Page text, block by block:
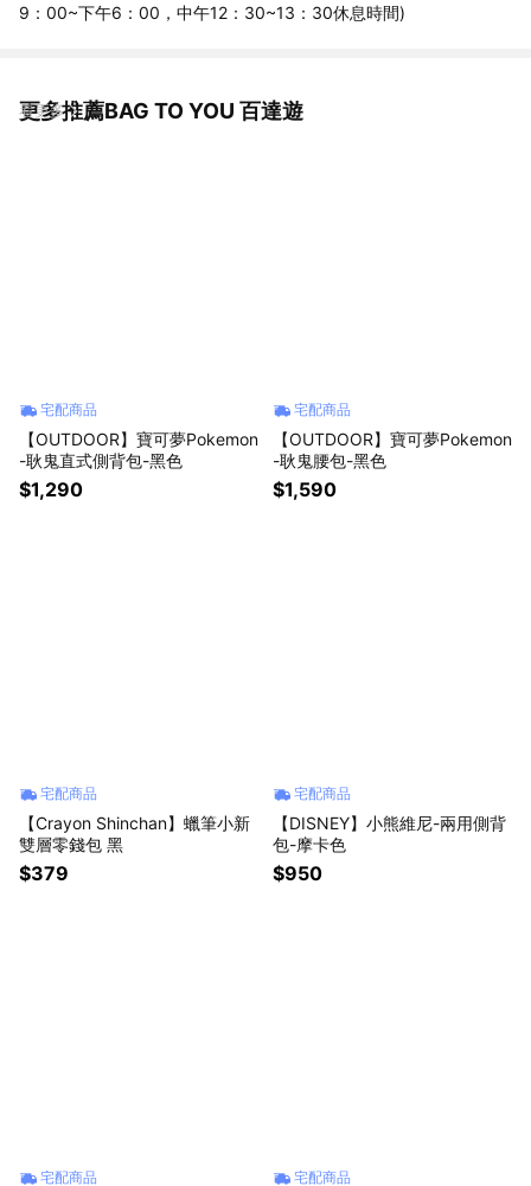
9：00~下午6：00，中午12：30~13：30休息時間)
更多推薦BAG TO YOU 百達遊
看更多
宅配商品
【OUTDOOR】寶可夢Pokemon
-耿鬼直式側背包-黑色
$1,290
宅配商品
【OUTDOOR】寶可夢Pokemon
-耿鬼腰包-黑色
$1,590
宅配商品
【Crayon Shinchan】蠟筆小新
雙層零錢包 黑
$379
宅配商品
【DISNEY】小熊維尼-兩用側背
包-摩卡色
$950
宅配商品 宅配商品